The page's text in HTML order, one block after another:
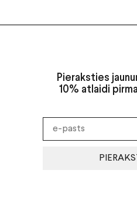
Pieraksties
10% atlaidi